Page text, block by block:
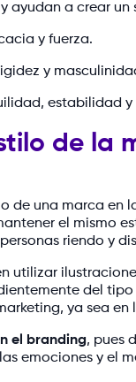
ayudan a crear
y fuerza.
y
estabilidad y
de la
de una marca en
el mismo
riendo y
utilizar
del
ya sea en
el branding, pues
emociones y el